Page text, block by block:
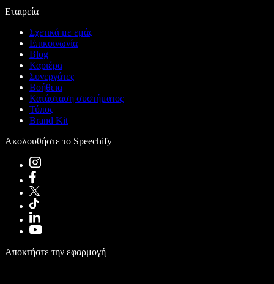
Εταιρεία
Σχετικά με εμάς
Επικοινωνία
Blog
Καριέρα
Συνεργάτες
Βοήθεια
Κατάσταση συστήματος
Τύπος
Brand Kit
Ακολουθήστε το Speechify
Αποκτήστε την εφαρμογή